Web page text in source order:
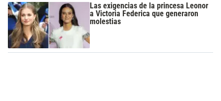
Las exigencias de la princesa Leonor
a Victoria Federica que generaron
molestias